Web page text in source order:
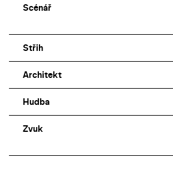
Scénář
Střih
Architekt
Hudba
Zvuk